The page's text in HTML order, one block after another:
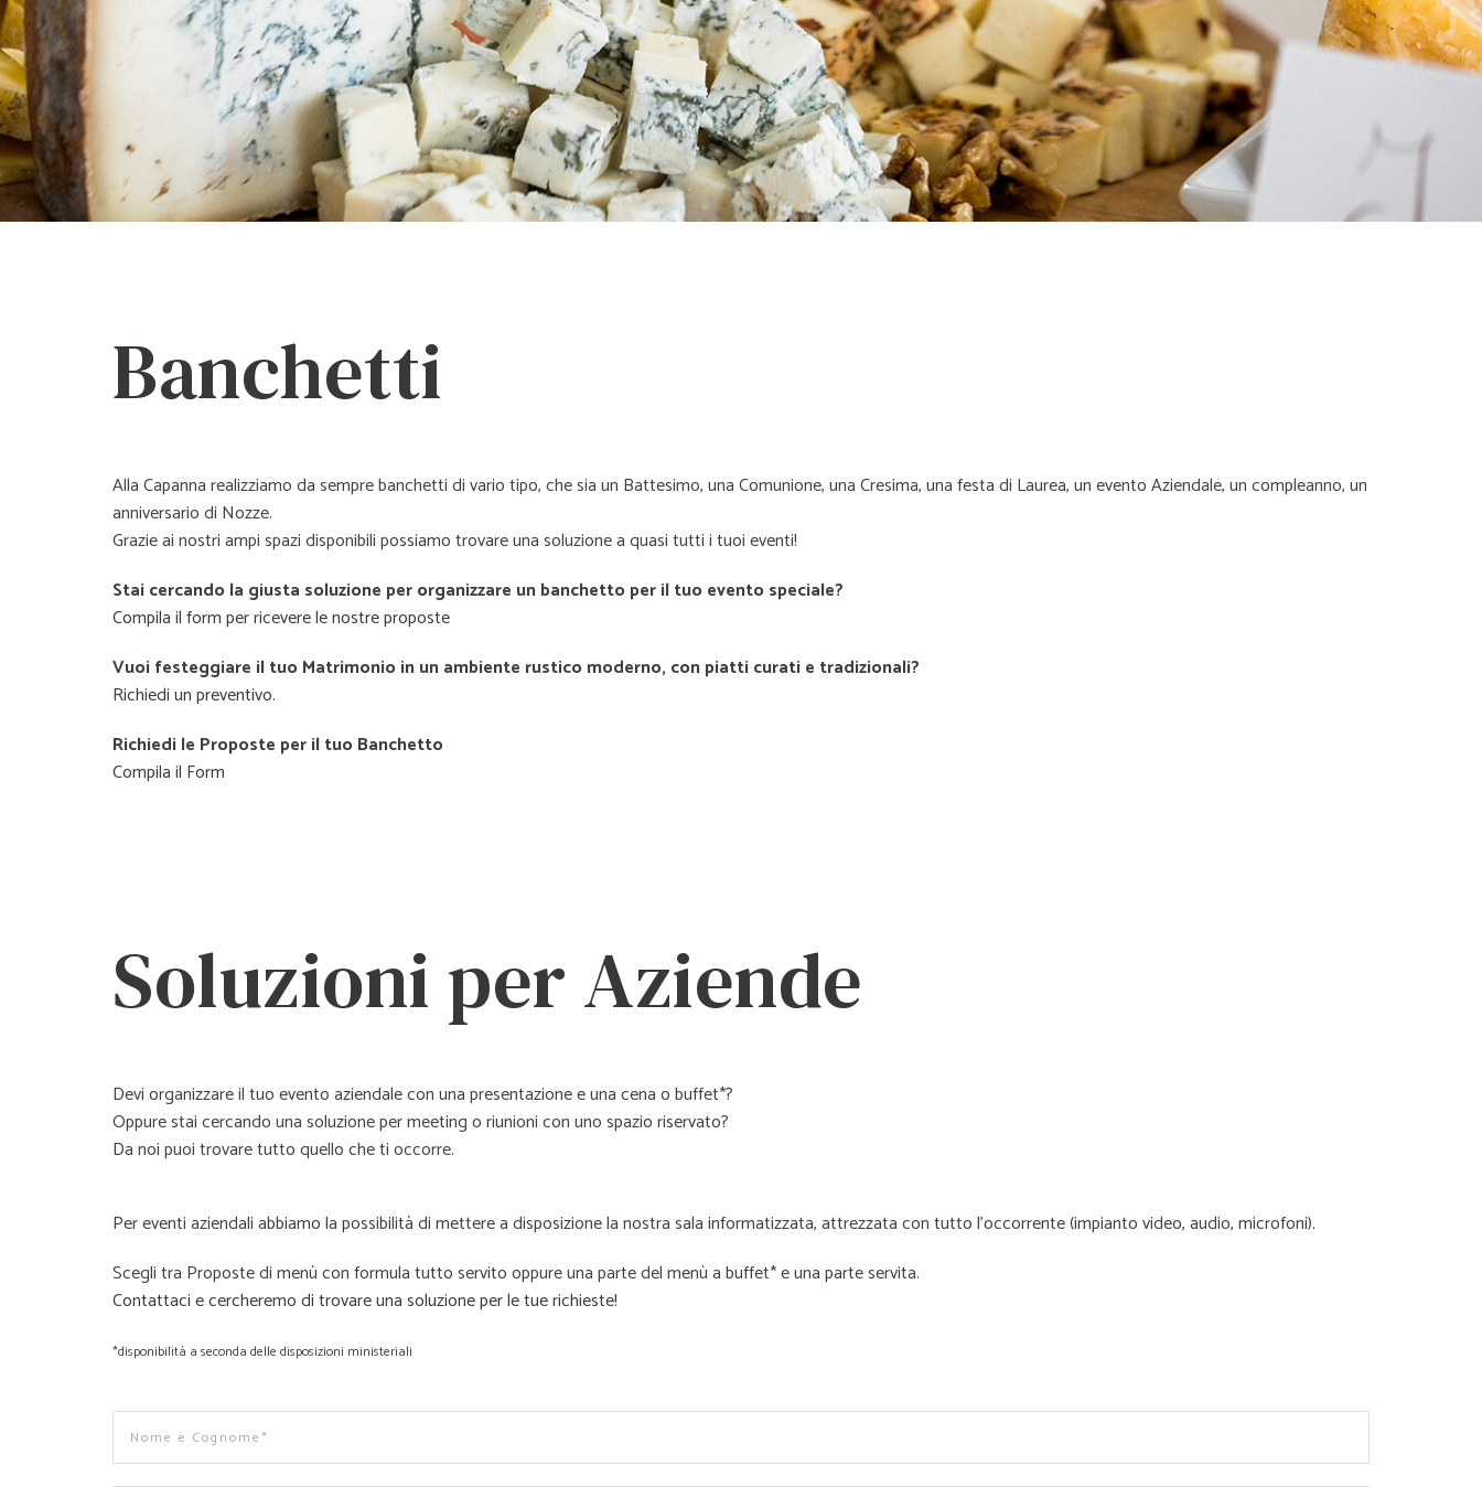
Banchetti
Alla Capanna realizziamo da sempre banchetti di vario tipo, che sia un Battesimo, una Comunione, una Cresima, una festa di Laurea, un evento Aziendale, un compleanno, un
anniversario di Nozze.
Grazie ai nostri ampi spazi disponibili possiamo trovare una soluzione a quasi tutti i tuoi eventi!
Stai cercando la giusta soluzione per organizzare un banchetto per il tuo evento speciale?
Compila il form per ricevere le nostre proposte
Vuoi festeggiare il tuo Matrimonio in un ambiente rustico moderno, con piatti curati e tradizionali?
Richiedi un preventivo.
Richiedi le Proposte per il tuo Banchetto
Compila il Form
Soluzioni per Aziende
Devi organizzare il tuo evento aziendale con una presentazione e una cena o buffet*?
Oppure stai cercando una soluzione per meeting o riunioni con uno spazio riservato?
Da noi puoi trovare tutto quello che ti occorre.
Per eventi aziendali abbiamo la possibilità di mettere a disposizione la nostra sala informatizzata, attrezzata con tutto l’occorrente (impianto video, audio, microfoni).
Scegli tra Proposte di menù con formula tutto servito oppure una parte del menù a buffet* e una parte servita.
Contattaci e cercheremo di trovare una soluzione per le tue richieste!
*disponibilità a seconda delle disposizioni ministeriali